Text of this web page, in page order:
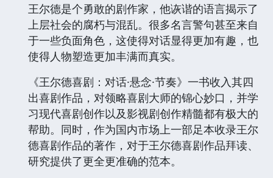
王尔德是个勇敢的剧作家，他诙谐的语言揭示了
上层社会的腐朽与混乱。很多名言警句甚至来自
于一些负面角色，这使得对话显得更加有趣，也
使得人物塑造更加丰满而真实。
《王尔德喜剧：对话·悬念·节奏》一书收入其四
出喜剧作品，对领略喜剧大师的锦心妙口，并学
习现代喜剧创作以及影视剧创作精髓都有极大的
帮助。同时，作为国内市场上一部足本收录王尔
德喜剧作品的著作，对于王尔德喜剧作品拜读、
研究提供了更全更准确的范本。